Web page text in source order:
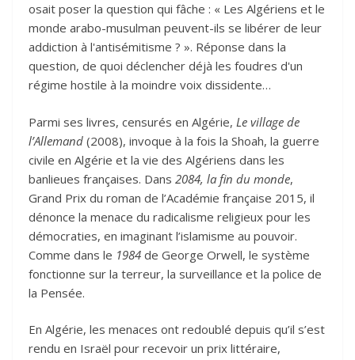
osait poser la question qui fâche : « Les Algériens et le
monde arabo-musulman peuvent-ils se libérer de leur
addiction à l'antisémitisme ? ». Réponse dans la
question, de quoi déclencher déjà les foudres d'un
régime hostile à la moindre voix dissidente…
Parmi ses livres, censurés en Algérie, Le village de
l’Allemand (2008), invoque à la fois la Shoah, la guerre
civile en Algérie et la vie des Algériens dans les
banlieues françaises. Dans 2084, la fin du monde,
Grand Prix du roman de l’Académie française 2015, il
dénonce la menace du radicalisme religieux pour les
démocraties, en imaginant l’islamisme au pouvoir.
Comme dans le 1984 de George Orwell, le système
fonctionne sur la terreur, la surveillance et la police de
la Pensée.
En Algérie, les menaces ont redoublé depuis qu’il s’est
rendu en Israël pour recevoir un prix littéraire,